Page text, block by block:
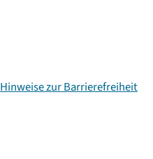
Hinweise zur Barrierefreiheit